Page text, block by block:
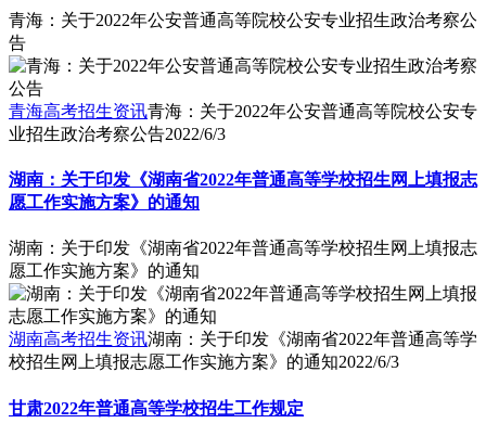
青海：关于2022年公安普通高等院校公安专业招生政治考察公
告
青海高考招生资讯青海：关于2022年公安普通高等院校公安专
业招生政治考察公告2022/6/3
湖南：关于印发《湖南省2022年普通高等学校招生网上填报志
愿工作实施方案》的通知
湖南：关于印发《湖南省2022年普通高等学校招生网上填报志
愿工作实施方案》的通知
湖南高考招生资讯湖南：关于印发《湖南省2022年普通高等学
校招生网上填报志愿工作实施方案》的通知2022/6/3
甘肃2022年普通高等学校招生工作规定